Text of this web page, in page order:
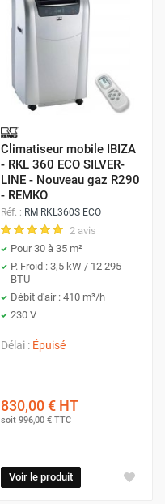
Climatiseur mobile IBIZA
- RKL 360 ECO SILVER-
LINE - Nouveau gaz R290
- REMKO
Réf. : RM RKL360S ECO
2 avis
Pour 30 à 35 m²
P. Froid : 3,5 kW / 12 295
BTU
Débit d'air : 410 m³/h
230 V
Délai : Épuisé
830,00 € HT
soit 996,00 € TTC
Voir le produit